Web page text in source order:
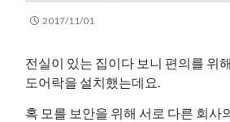
2017/11/01
전실이 있는 집이다 보니 편의를 위
도어락을 설치했는데요.
혹 모를 보안을 위해 서로 다른 회사